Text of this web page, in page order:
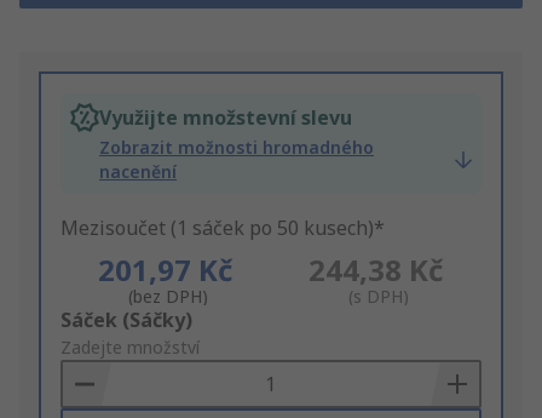
Využijte množstevní slevu
Zobrazit možnosti hromadného
nacenění
Mezisoučet (1 sáček po 50 kusech)*
201,97 Kč
(bez DPH)
244,38 Kč
(s DPH)
Add
to
Basket
Sáček (Sáčky)
Zadejte množství